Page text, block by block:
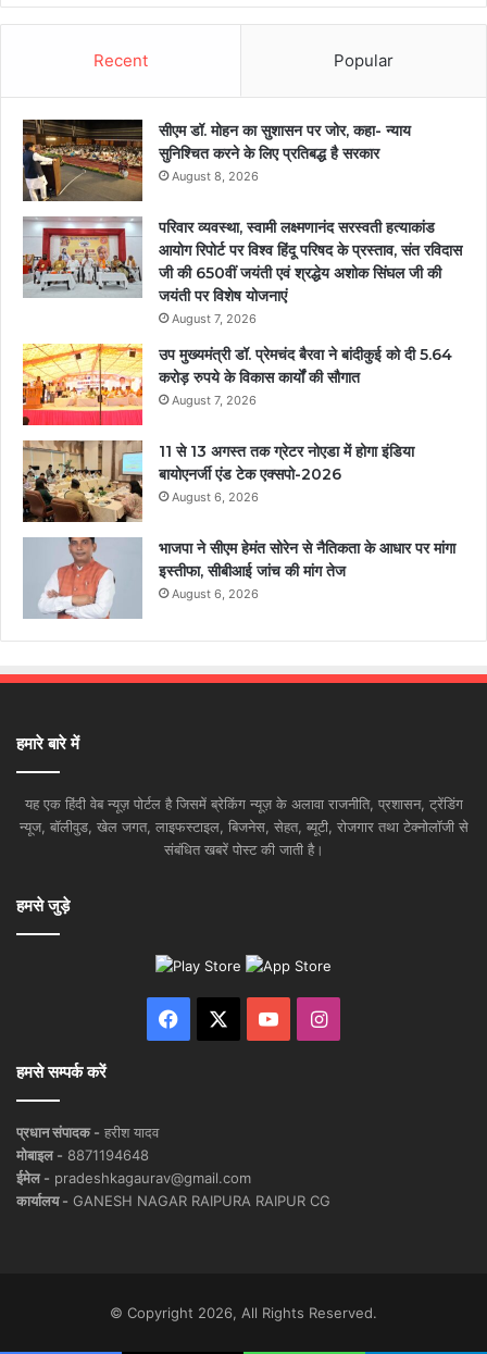
Recent Popular
सीएम डॉ. मोहन का सुशासन पर जोर, कहा- न्याय
सुनिश्चित करने के लिए प्रतिबद्ध है सरकार
August 8, 2026
परिवार व्यवस्था, स्वामी लक्ष्मणानंद सरस्वती हत्याकांड
आयोग रिपोर्ट पर विश्व हिंदू परिषद के प्रस्ताव, संत रविदास
जी की 650वीं जयंती एवं श्रद्धेय अशोक सिंघल जी की
जयंती पर विशेष योजनाएं
August 7, 2026
उप मुख्यमंत्री डॉ. प्रेमचंद बैरवा ने बांदीकुई को दी 5.64
करोड़ रुपये के विकास कार्यों की सौगात
August 7, 2026
11 से 13 अगस्त तक ग्रेटर नोएडा में होगा इंडिया
बायोएनर्जी एंड टेक एक्सपो-2026
August 6, 2026
भाजपा ने सीएम हेमंत सोरेन से नैतिकता के आधार पर मांगा
इस्तीफा, सीबीआई जांच की मांग तेज
August 6, 2026
हमारे बारे में
यह एक हिंदी वेब न्यूज़ पोर्टल है जिसमें ब्रेकिंग न्यूज़ के अलावा राजनीति, प्रशासन, ट्रेंडिंग
न्यूज, बॉलीवुड, खेल जगत, लाइफस्टाइल, बिजनेस, सेहत, ब्यूटी, रोजगार तथा टेक्नोलॉजी से
संबंधित खबरें पोस्ट की जाती है।
हमसे जुड़े
Facebook YouTubeInstagram
हमसे सम्पर्क करें
प्रधान संपादक - हरीश यादव
मोबाइल - 8871194648
ईमेल - pradeshkagaurav@gmail.com
कार्यालय - GANESH NAGAR RAIPURA RAIPUR CG
© Copyright 2026, All Rights Reserved.